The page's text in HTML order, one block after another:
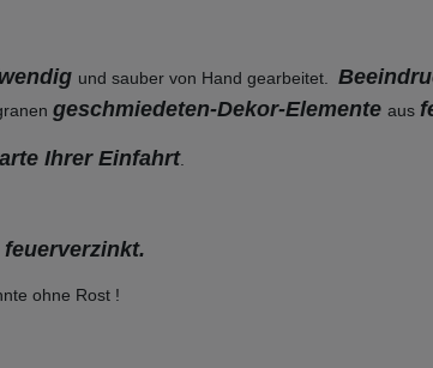
und sauber von Hand gearbeitet.
geschmiedeten-Dekor-Elemente aus
Ihrer Einfahrt.
.
ohne Rost !